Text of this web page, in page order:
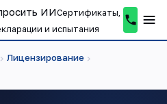
ИИСертификаты,
и испытания
chevron_right Лицензирование chevron_right